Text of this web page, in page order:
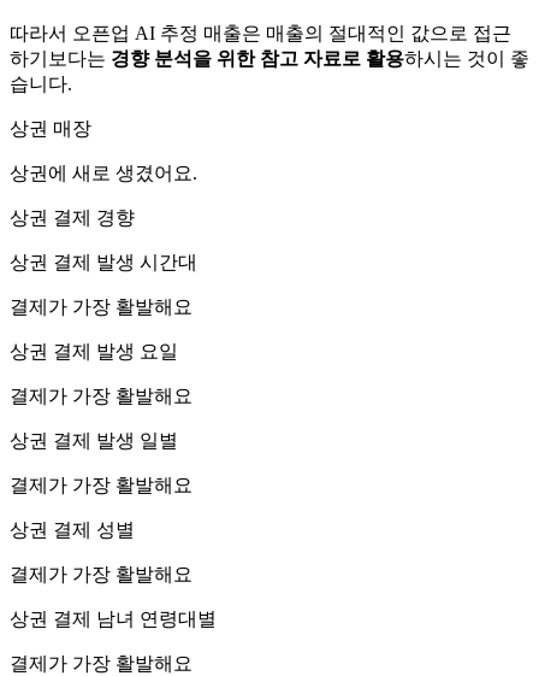
따라서 오픈업 AI 추정 매출은 매출의 절대적인 값으로 접근
하기보다는 경향 분석을 위한 참고 자료로 활용하시는 것이 좋
습니다.
상권 매장
상권에 새로 생겼어요.
상권 결제 경향
상권 결제 발생 시간대
결제가 가장 활발해요
상권 결제 발생 요일
결제가 가장 활발해요
상권 결제 발생 일별
결제가 가장 활발해요
상권 결제 성별
결제가 가장 활발해요
상권 결제 남녀 연령대별
결제가 가장 활발해요